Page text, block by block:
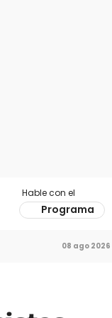
Hable con el
Programa
08 ago 2026